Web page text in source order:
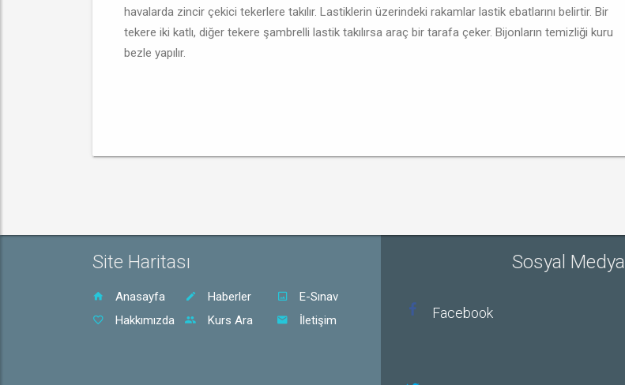
havalarda zincir çekici tekerlere takılır. Lastiklerin üzerindeki rakamlar lastik ebatlarını belirtir. Bir
tekere iki katlı, diğer tekere şambrelli lastik takılırsa araç bir tarafa çeker. Bijonların temizliği kuru
bezle yapılır.
Site Haritası
Anasayfa Haberler
E-Sınav
Hakkımızda
Kurs Ara İletişim
Sosyal Medya
Facebook